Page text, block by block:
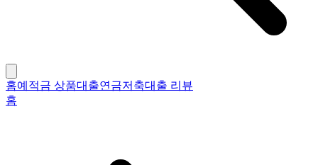
홈예적금 상품대출연금저축대출 리뷰
홈